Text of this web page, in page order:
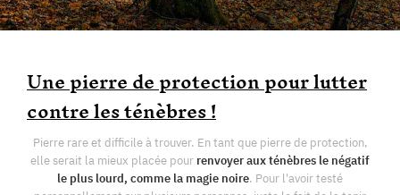
Une pierre de protection pour lutter
contre les ténèbres !
Pierre rare et difficile à trouver. En tant que pierre de protection,
elle serait la mieux placée pour renvoyer aux ténèbres le négatif
le plus lourd, comme la magie noire. Pour l'avoir testé